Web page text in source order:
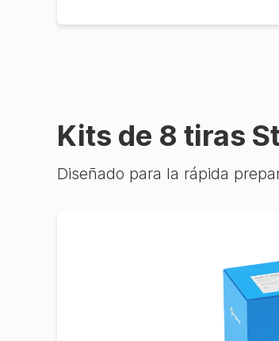
Salmonella plus
Kits de 8 tiras
Diseñado para la rápida